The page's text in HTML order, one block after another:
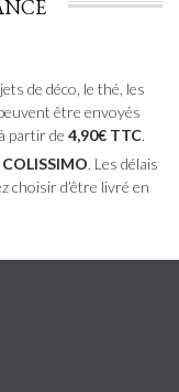
de déco, le thé, les
être envoyés
partir de 4,90€ TTC.
COLISSIMO. Les délais
choisir d’être livré en